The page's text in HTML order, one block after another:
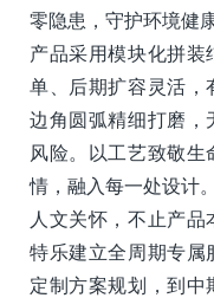
零隐患，守护环境健
产品采用模块化拼
单、后期扩容灵活，
边角圆弧精细打磨，
风险。以工艺致敬
情，融入每一处设计。
人文关怀，不止产
特乐建立全周期专属
定制方案规划，到